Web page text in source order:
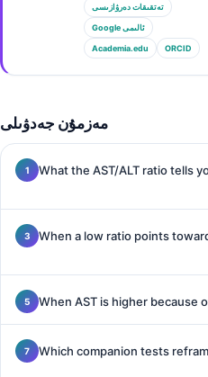
تەتقىقات دەرۋازىسى
Google ئالىمى
Academia.edu ORCID
مەزمۇن جەدۋىلى
What the AST/ALT ratio tells
When a low ratio points
When AST is higher because
Which companion tests